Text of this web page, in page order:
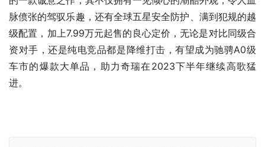
脉偾张的驾驭乐趣，还有全球五星安全防护、满到犯规的越
级配置，加上7.99万元起售的良心定价，无论是对比同级合
资对手，还是纯电竞品都是降维打击，有望成为驰骋A0级
车市的爆款大单品，助力奇瑞在2023下半年继续高歌猛
进。